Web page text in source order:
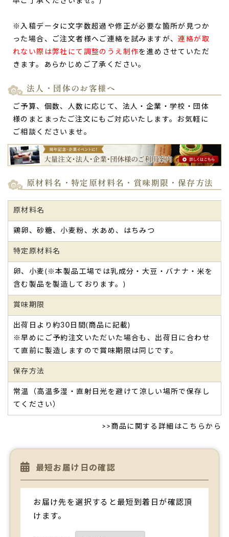
※入稿データに文字数超過や修正が必要な箇所が見つか
った場合、ご注文者様へご連絡を試みますが、連絡が取
れない際は弊社にて調整のうえ制作を進めさせていただ
きます。あらかじめご了承ください。
法人・団体のお客様へ
ご予算、個数、人数に応じて、法人・企業・学校・団体
様のまとまったご注文にもご対応いたします。お気軽に
ご相談くださいませ。
原材料名・特定原材料名・賞味期限・保存方法
原材料名
鶏卵、砂糖、小麦粉、水あめ、はちみつ
特定原材料名
卵、小麦(※本製品工場では乳成分・大豆・バナナ・米を
含む製品を製造しております。)
賞味期限
出荷日より約30日間(商品に記載)
※早めにご予約注文いただいた場合も、出荷日に合わせ
て直前に製造しますので賞味期限は同じです。
保存方法
常温（高温多湿・直射日光を避けて涼しい場所で保存し
てください）
>> 商品に関する詳細はこちらから
最短お届け日の確認
お届け先を選択すると最短到着日が確認頂
けます。